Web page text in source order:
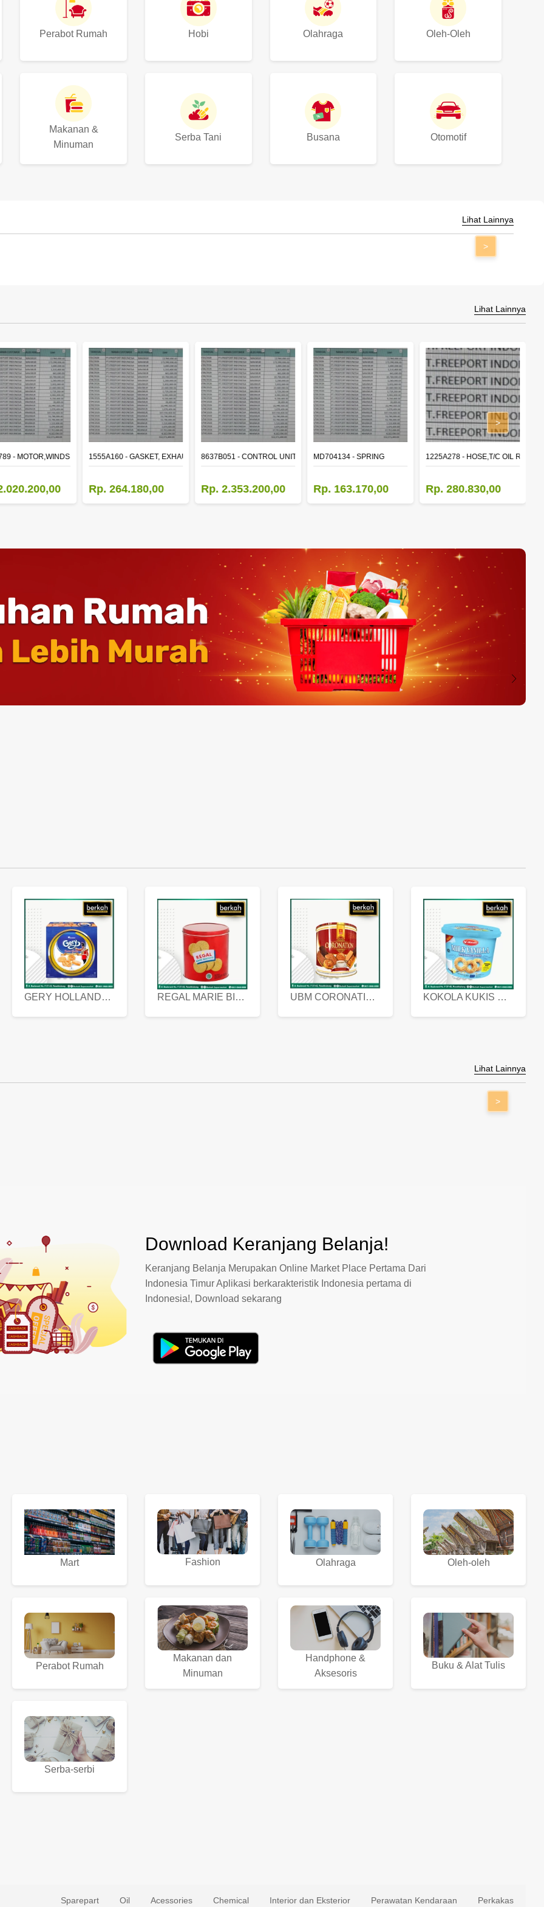
Perabot Rumah Hobi Olahraga Oleh-Oleh
Makanan &
Minuman
Serba Tani Busana Otomotif
Lihat Lainnya
>
Lihat Lainnya
- MOTOR,WINDSHIELD WIPER1555A160 - GASKET, EXHAUST MANIFOLD
Rp. 264.180,00
8637B051 - CONTROL UNIT,TIME & ALARM
Rp. 2.353.200,00
MD704134 - SPRING
Rp. 163.170,00
1225A278 - HOSE,T/C OIL
Rp. 280.830,00
>
GERY HOLLANDA BUTTER COOKIES 450 GRAM REGAL MARIE BISCUIT KALENG 550 GRAM UBM CORONATION ASSORTED BISKUIT KALENG 450 GRAM KOKOLA KUKIS HYGIENIC MILK VANILLA PACK 320 GR
Lihat Lainnya
>
Download Keranjang Belanja!
Keranjang Belanja Merupakan Online Market Place Pertama Dari
Indonesia Timur Aplikasi berkarakteristik Indonesia pertama di
Indonesia!, Download sekarang
Mart Fashion Olahraga Oleh-oleh
Perabot Rumah
Makanan dan
Minuman
Handphone &
Aksesoris
Buku & Alat Tulis
Serba-serbi
Sparepart Oil Acessories Chemical Interior dan Eksterior Perawatan Kendaraan Perkakas